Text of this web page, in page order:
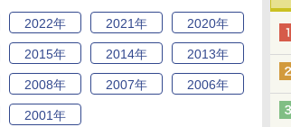
2022年 2021年 2020年
2015年 2014年 2013年
2008年 2007年 2006年
2001年